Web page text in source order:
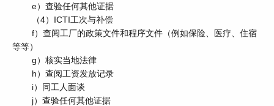
e）查验任何其他证据
（4）ICTI工次与补偿
f）查阅工厂的政策文件和程序文件（例如保险、医疗、住宿
等等）
g）核实当地法律
h）查阅工资发放记录
i）同工人面谈
j）查验任何其他证据